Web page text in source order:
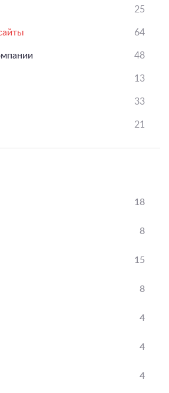
25
64
48
13
33
21
18
8
15
8
4
4
4